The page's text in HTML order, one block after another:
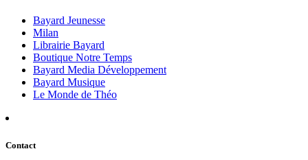
Bayard Jeunesse
Milan
Librairie Bayard
Boutique Notre Temps
Bayard Media Développement
Bayard Musique
Le Monde de Théo
Contact